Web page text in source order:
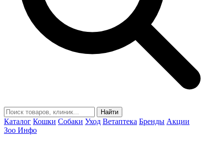
Найти
Каталог Кошки Собаки Уход Ветаптека Бренды Акции
Зоо Инфо